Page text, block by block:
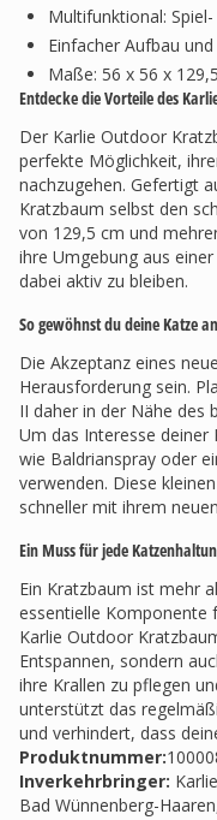
Multifunktional:
Einfacher Aufbau
Maße: 56 x 56 x
Entdecke die Vorteile des
Der Karlie Outdoor
perfekte Möglichkeit,
nachzugehen. Gefertigt
Kratzbaum selbst den
von 129,5 cm und
ihre Umgebung aus
dabei aktiv zu bleiben.
So gewöhnst du deine Katze
Die Akzeptanz eines
Herausforderung sein.
II daher in der Nähe des
Um das Interesse
wie Baldrianspray oder
verwenden. Diese
schneller mit ihrem
Ein Muss für jede
Ein Kratzbaum ist mehr
essentielle Komponente
Karlie Outdoor
Entspannen, sondern
ihre Krallen zu pflegen
unterstützt das
und verhindert, dass
Produktnummer:
Inverkehrbringer:
Bad Wünnenberg-